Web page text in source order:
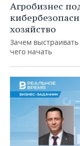
Агробизнес
хозяйство
Зачем выстраивать
чего начать